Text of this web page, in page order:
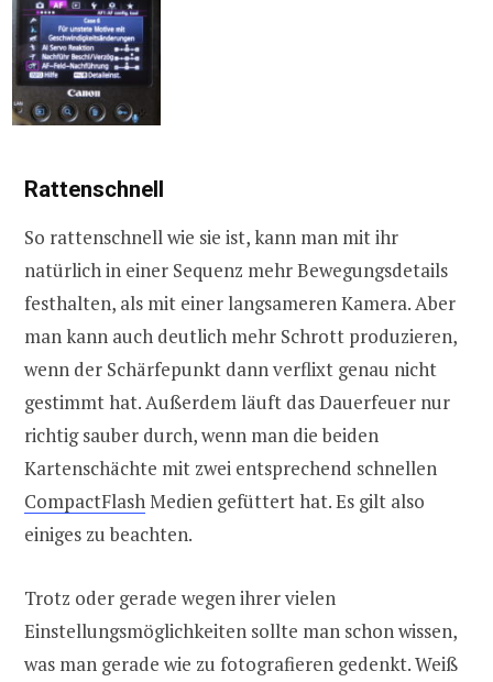
Rattenschnell
So rattenschnell wie sie ist, kann man mit ihr
natürlich in einer Sequenz mehr Bewegungsdetails
festhalten, als mit einer langsameren Kamera. Aber
man kann auch deutlich mehr Schrott produzieren,
wenn der Schärfepunkt dann verflixt genau nicht
gestimmt hat. Außerdem läuft das Dauerfeuer nur
richtig sauber durch, wenn man die beiden
Kartenschächte mit zwei entsprechend schnellen
CompactFlashMedien gefüttert hat. Es gilt also
einiges zu beachten.
Trotz oder gerade wegen ihrer vielen
Einstellungsmöglichkeiten sollte man schon wissen,
was man gerade wie zu fotografieren gedenkt. Weiß